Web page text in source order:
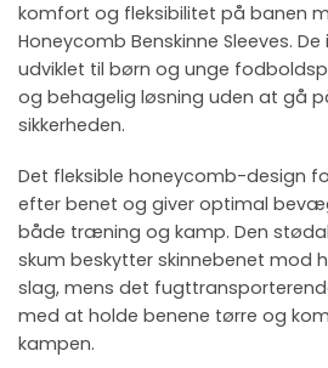
komfort og fleksibilitet på banen
Honeycomb Benskinne Sleeves.
udviklet til børn og unge
og behagelig løsning uden at gå
sikkerheden.
Det fleksible honeycomb-design
efter benet og giver optimal
både træning og kamp. Den
skum beskytter skinnebenet mod
slag, mens det
med at holde benene tørre og
kampen.